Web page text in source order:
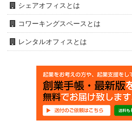
シェアオフィスとは
コワーキングスペースとは
レンタルオフィスとは